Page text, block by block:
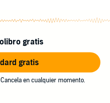
gratis
gratis
en cualquier momento.